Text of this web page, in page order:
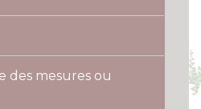
des mesures ou